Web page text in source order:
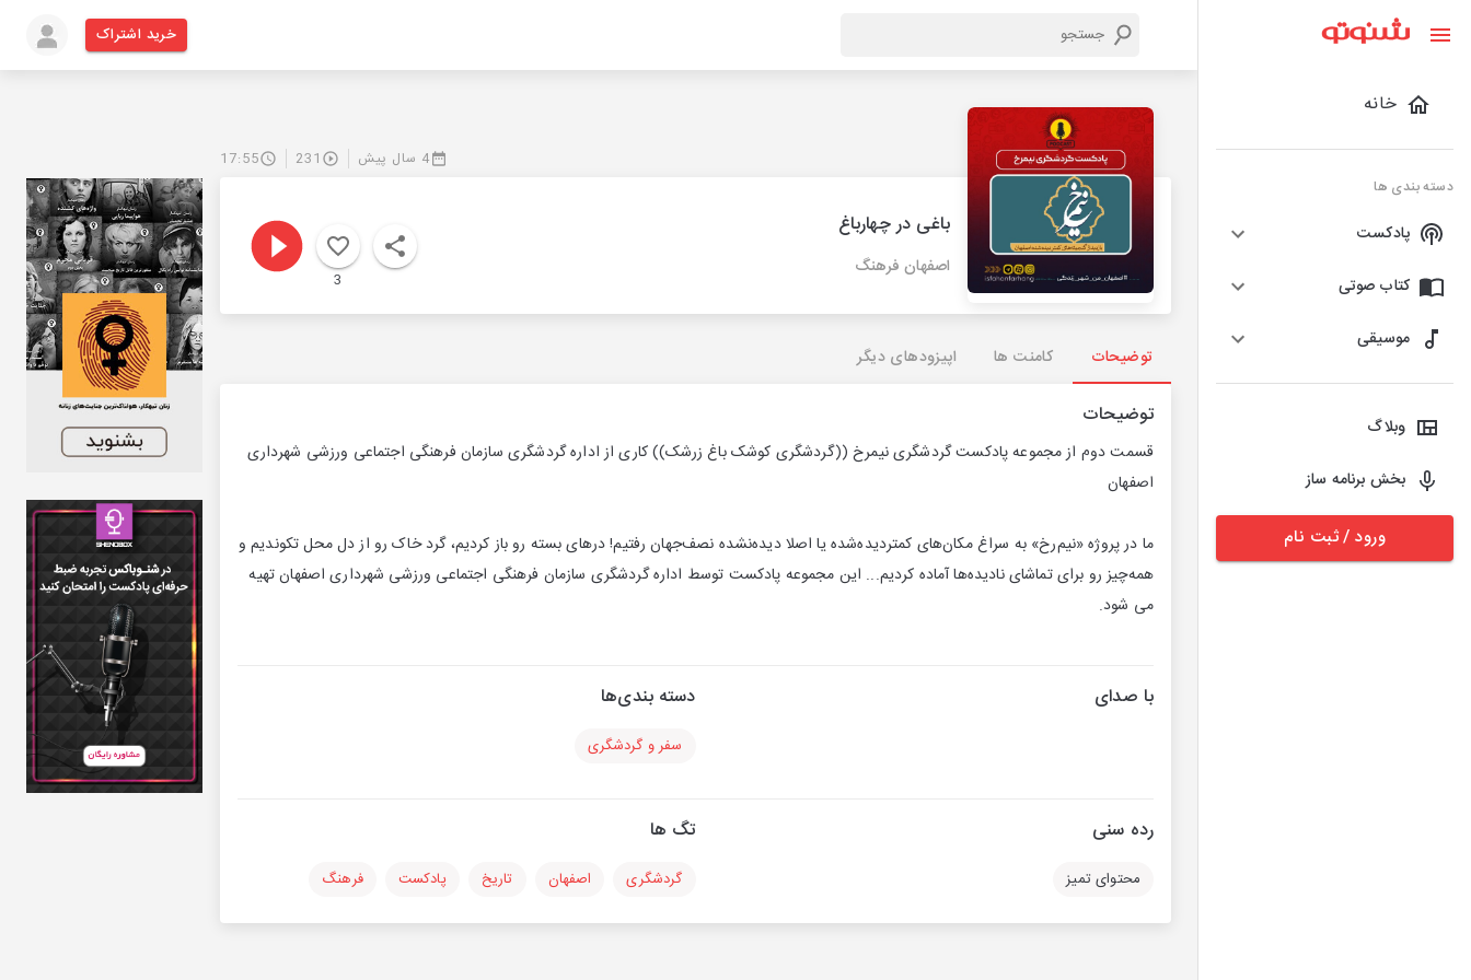
خانه
دسته بندی ها
پادکست
کتاب صوتی
موسیقی
وبلاگ
بخش برنامه ساز
ورود / ثبت نام
خرید اشتراک
4 سال پیش 231
17:55
باغی در چهارباغ
اصفهان فرهنگ
3
توضیحات کامنت ها اپیزودهای دیگر
توضیحات
قسمت دوم از مجموعه پادکست گردشگری نیمرخ ((گردشگری کوشک باغ زرشک)) کاری از اداره گردشگری سازمان فرهنگی اجتماعی ورزشی شهرداری
اصفهان
ما در پروژه «نیم‌رخ» به سراغ مکان‌های کمتردیده‌شده یا اصلا دیده‌نشده نصف‌جهان رفتیم! درهای بسته رو باز کردیم، گرد خاک رو از دل محل تکوندیم و
همه‌چیز رو برای تماشای نادیده‌ها آماده کردیم... این مجموعه پادکست توسط اداره گردشگری سازمان فرهنگی اجتماعی ورزشی شهرداری اصفهان تهیه
می شود.
با صدای دسته بندی‌ها
سفر و گردشگری
رده سنی
محتوای تمیز
تگ ها
گردشگری اصفهان تاریخ پادکست فرهنگ